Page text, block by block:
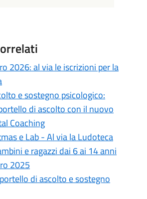
2026: al via le iscrizioni per la
e sostegno psicologico:
di ascolto con il nuovo
Coaching
e Lab - Al via la Ludoteca
e ragazzi dai 6 ai 14 anni
2025
di ascolto e sostegno